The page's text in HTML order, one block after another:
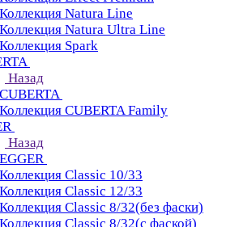
Коллекция Natura Line
Коллекция Natura Ultra Line
Коллекция Spark
Назад
CUBERTA
Коллекция CUBERTA Family
Назад
EGGER
Коллекция Classic 10/33
Коллекция Classic 12/33
Коллекция Classic 8/32(без фаски)
Коллекция Classic 8/32(с фаской)